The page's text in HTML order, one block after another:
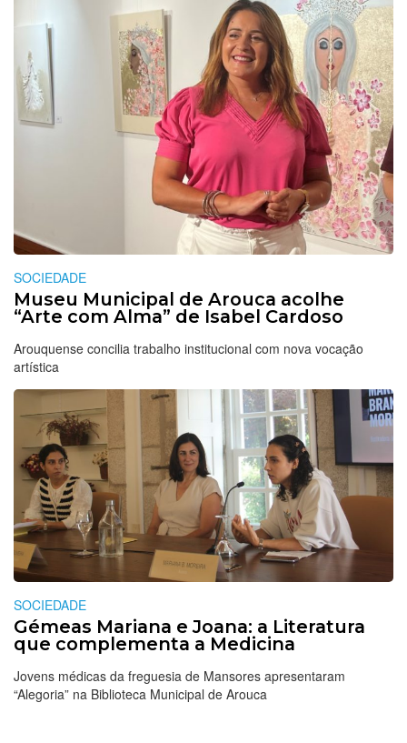
SOCIEDADE
Museu Municipal de Arouca acolhe
“Arte com Alma” de Isabel Cardoso
Arouquense concilia trabalho institucional com nova vocação
artística
SOCIEDADE
Gémeas Mariana e Joana: a Literatura
que complementa a Medicina
Jovens médicas da freguesia de Mansores apresentaram
“Alegoria” na Biblioteca Municipal de Arouca